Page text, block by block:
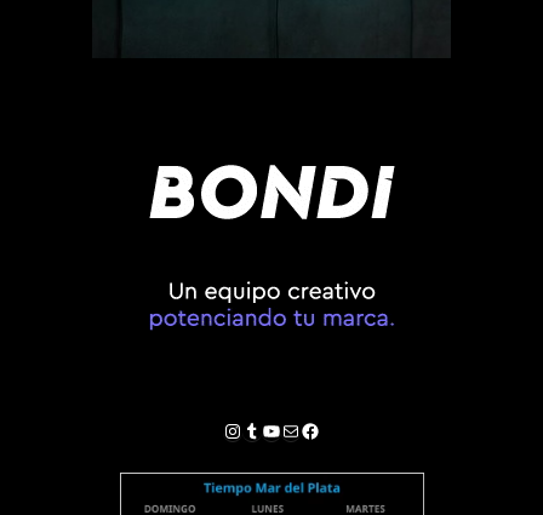
Instagram
Tumblr
YouTube
Correo electrónico
Facebook